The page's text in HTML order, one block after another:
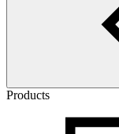
Products